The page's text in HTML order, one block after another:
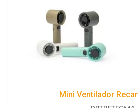
Mini Ventilador